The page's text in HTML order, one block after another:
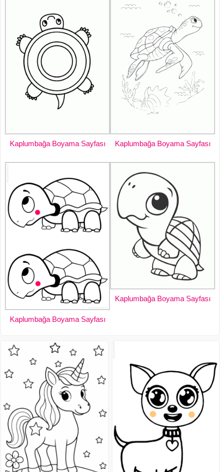
Kaplumbağa Boyama Sayfası Kaplumbağa Boyama Sayfası
Kaplumbağa Boyama Sayfası
Kaplumbağa Boyama Sayfası